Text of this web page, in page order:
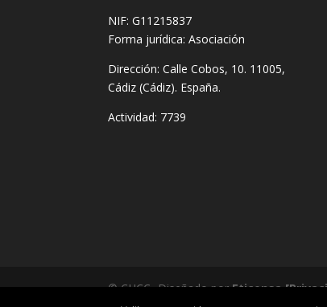
NIF: G11215837
Forma jurídica:Asociación
Dirección:Calle Cobos, 10. 11005,
Cádiz (Cádiz). España.
Actividad: 7739
© CHCC -Diseñado por Eticonsa